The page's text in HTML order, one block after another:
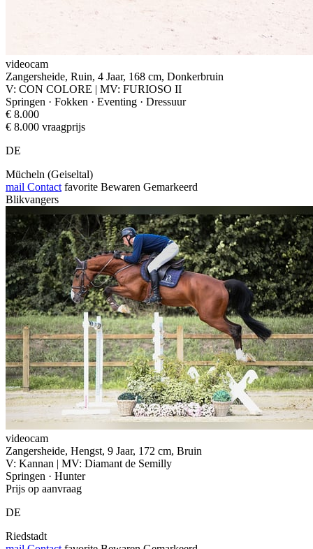
videocam
Zangersheide, Ruin, 4 Jaar, 168 cm, Donkerbruin
V: CON COLORE | MV: FURIOSO II
Springen · Fokken · Eventing · Dressuur
€ 8.000
€ 8.000 vraagprijs
DE
Mücheln (Geiseltal)
mail Contact favorite Bewaren Gemarkeerd
Blikvangers
videocam
Zangersheide, Hengst, 9 Jaar, 172 cm, Bruin
V: Kannan | MV: Diamant de Semilly
Springen · Hunter
Prijs op aanvraag
DE
Riedstadt